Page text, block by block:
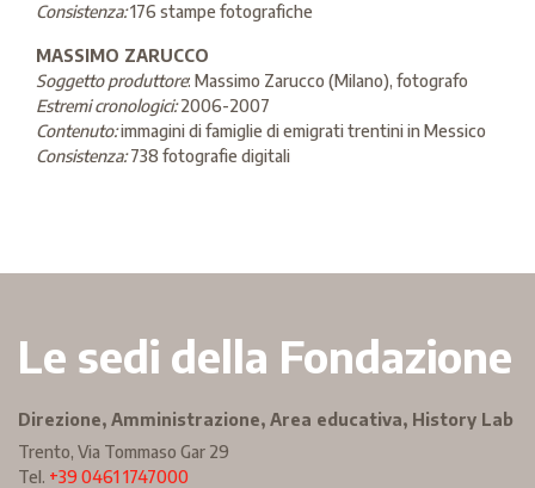
Consistenza:176 stampe fotografiche
MASSIMO ZARUCCO
Soggetto produttore: Massimo Zarucco (Milano), fotografo
Estremi cronologici:2006-2007
Contenuto:immagini di famiglie di emigrati trentini in Messico
Consistenza:738 fotografie digitali
Le sedi della Fondazione
Direzione, Amministrazione, Area educativa, History Lab
Trento, Via Tommaso Gar 29
Tel. +39 0461 1747000